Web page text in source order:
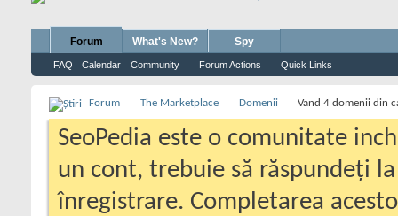
Forum
FAQ Calendar Community Forum Actions Quick Links
What's New? Spy
Forum The Marketplace Domenii Vand 4 domenii din
SeoPedia este o comunitate
un cont, trebuie să răspundeți
înregistrare. Completarea